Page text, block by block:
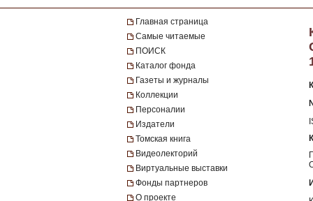
Главная страница
Самые читаемые
ПОИСК
Каталог фонда
Газеты и журналы
Коллекции
Персоналии
Издатели
Томская книга
Видеолекторий
Виртуальные выставки
Фонды партнеров
О проекте